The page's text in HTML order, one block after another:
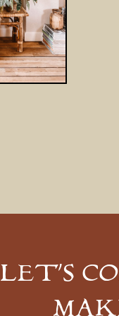
LET’S